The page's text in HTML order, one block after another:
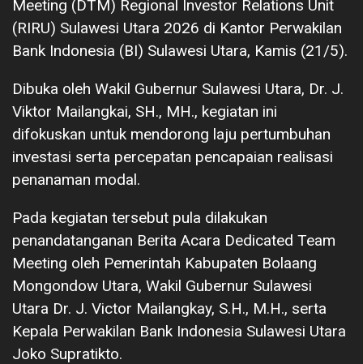
Meeting (DTM) Regional Investor Relations Unit
(RIRU) Sulawesi Utara 2026 di Kantor Perwakilan
Bank Indonesia (BI) Sulawesi Utara, Kamis (21/5).
Dibuka oleh Wakil Gubernur Sulawesi Utara, Dr. J.
Viktor Mailangkai, SH., MH., kegiatan ini
difokuskan untuk mendorong laju pertumbuhan
investasi serta percepatan pencapaian realisasi
penanaman modal.
Pada kegiatan tersebut pula dilakukan
penandatanganan Berita Acara Dedicated Team
Meeting oleh Pemerintah Kabupaten Bolaang
Mongondow Utara, Wakil Gubernur Sulawesi
Utara Dr. J. Victor Mailangkay, S.H., M.H., serta
Kepala Perwakilan Bank Indonesia Sulawesi Utara
Joko Supratikto.